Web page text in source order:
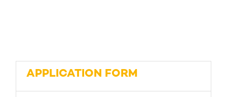
APPLICATION FORM